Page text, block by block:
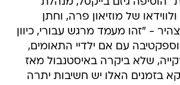
של מוזיאון פרה, וחתן
- "זהו מעמד מרגש עבורי, כיוון
עם אם ילדיי התאומים,
שלא ביקרה באיסטנבול מאז
בזמנים האלו יש חשיבות יתרה